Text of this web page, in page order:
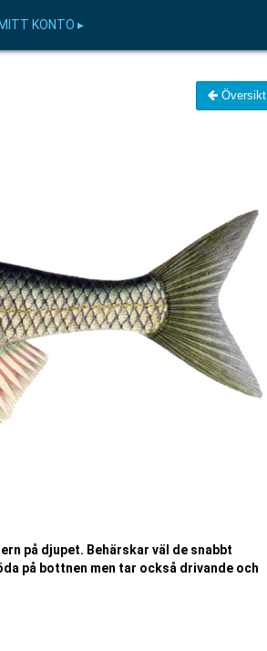
MITT KONTO ▸
Översikt
på djupet. Behärskar väl de snabbt
på bottnen men tar också drivande och